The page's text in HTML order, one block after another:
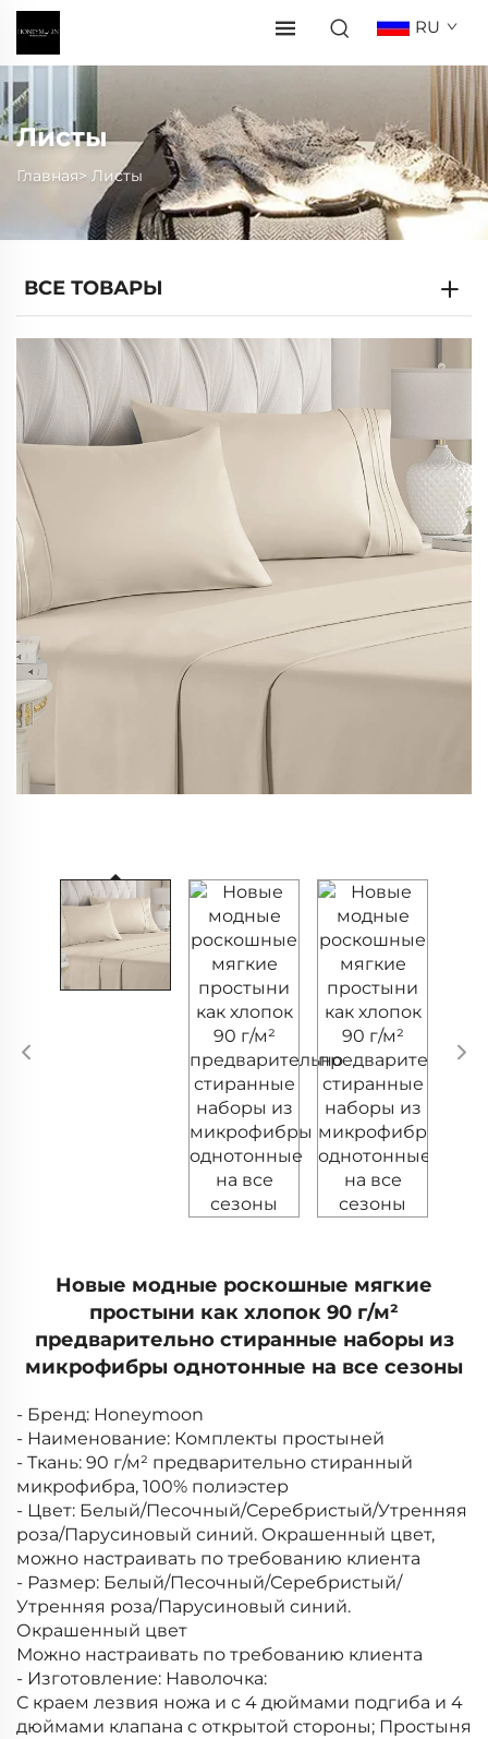
RU
Листы
Главная> Листы
ВСЕ ТОВАРЫ
Новые модные роскошные мягкие
простыни как хлопок 90 г/м²
предварительно стиранные наборы из
микрофибры однотонные на все сезоны
- Бренд: Honeymoon
- Наименование: Комплекты простыней
- Ткань: 90 г/м² предварительно стиранный
микрофибра, 100% полиэстер
- Цвет: Белый/Песочный/Серебристый/Утренняя
роза/Парусиновый синий. Окрашенный цвет,
можно настраивать по требованию клиента
- Размер: Белый/Песочный/Серебристый/
Утренняя роза/Парусиновый синий.
Окрашенный цвет
Можно настраивать по требованию клиента
- Изготовление: Наволочка:
С краем лезвия ножа и с 4 дюймами подгиба и 4
дюймами клапана с открытой стороны; Простыня